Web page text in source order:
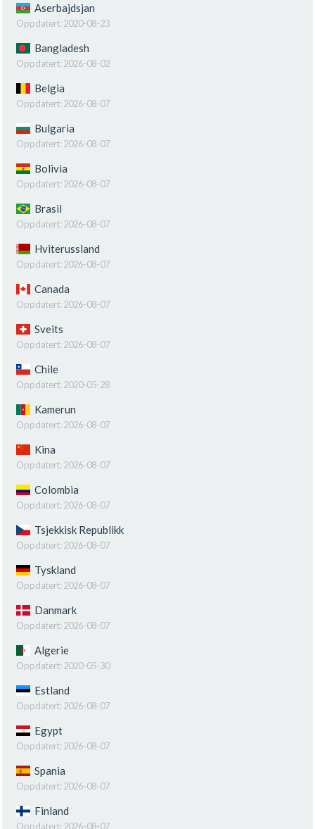
Aserbajdsjan
Oppdatert: 2020-08-23
Bangladesh
Oppdatert: 2026-08-02
Belgia
Oppdatert: 2026-08-07
Bulgaria
Oppdatert: 2026-08-07
Bolivia
Oppdatert: 2026-08-07
Brasil
Oppdatert: 2026-08-07
Hviterussland
Oppdatert: 2026-08-07
Canada
Oppdatert: 2026-08-07
Sveits
Oppdatert: 2026-08-07
Chile
Oppdatert: 2020-05-28
Kamerun
Oppdatert: 2026-08-07
Kina
Oppdatert: 2026-08-07
Colombia
Oppdatert: 2026-08-07
Tsjekkisk Republikk
Oppdatert: 2026-08-07
Tyskland
Oppdatert: 2026-08-07
Danmark
Oppdatert: 2026-08-07
Algerie
Oppdatert: 2020-05-30
Estland
Oppdatert: 2026-08-07
Egypt
Oppdatert: 2026-08-07
Spania
Oppdatert: 2026-08-07
Finland
Oppdatert: 2026-08-07